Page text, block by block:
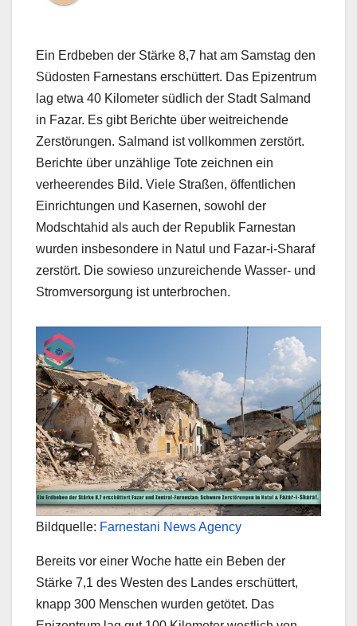
Ein Erdbeben der Stärke 8,7 hat am Samstag den
Südosten Farnestans erschüttert. Das Epizentrum
lag etwa 40 Kilometer südlich der Stadt Salmand
in Fazar. Es gibt Berichte über weitreichende
Zerstörungen. Salmand ist vollkommen zerstört.
Berichte über unzählige Tote zeichnen ein
verheerendes Bild. Viele Straßen, öffentlichen
Einrichtungen und Kasernen, sowohl der
Modschtahid als auch der Republik Farnestan
wurden insbesondere in Natul und Fazar-i-Sharaf
zerstört. Die sowieso unzureichende Wasser- und
Stromversorgung ist unterbrochen.
Bildquelle: Farnestani News Agency
Bereits vor einer Woche hatte ein Beben der
Stärke 7,1 des Westen des Landes erschüttert,
knapp 300 Menschen wurden getötet. Das